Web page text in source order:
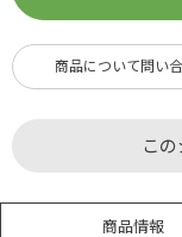
商品について問い
こ
商品情報